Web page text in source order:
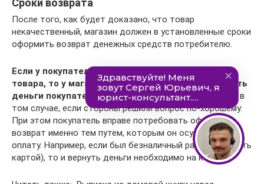
Сроки возврата
После того, как будет доказано, что товар
некачественный, магазин должен в установленные сроки
оформить возврат денежных средств потребителю.
Если у покупателя есть 14 дней для возврата
товара, то у магазина всего три дня, чтобы вернуть
деньги покупателю.Но такой срок актуален только в
том случае, если стороны решили вопрос по-хорошему.
При этом покупатель вправе потребовать оформить
возврат именно тем путем, которым он осуществлял
оплату. Например, если был безналичный расчет (то есть
картой), то и вернуть деньги необходимо на карту.